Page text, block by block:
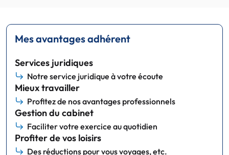
Mes avantages adhérent
Services juridiques
Notre service juridique à votre écoute
Mieux travailler
Profitez de nos avantages professionnels
Gestion du cabinet
Faciliter votre exercice au quotidien
Profiter de vos loisirs
Des réductions pour vous voyages, etc.